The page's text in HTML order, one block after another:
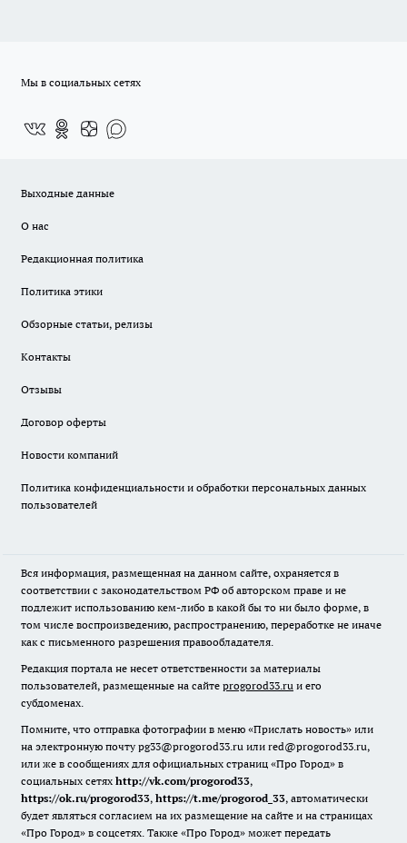
Мы в социальных сетях
Выходные данные
О нас
Редакционная политика
Политика этики
Обзорные статьи, релизы
Контакты
Отзывы
Договор оферты
Новости компаний
Политика конфиденциальности и обработки персональных данных
пользователей
Вся информация, размещенная на данном сайте, охраняется в
соответствии с законодательством РФ об авторском праве и не
подлежит использованию кем-либо в какой бы то ни было форме, в
том числе воспроизведению, распространению, переработке не иначе
как с письменного разрешения правообладателя.
Редакция портала не несет ответственности за материалы
пользователей, размещенные на сайте progorod33.ru и его
субдоменах.
Помните, что отправка фотографии в меню «Прислать новость» или
на электронную почту pg33@progorod33.ru или red@progorod33.ru,
или же в сообщениях для официальных страниц «Про Город» в
социальных сетях http://vk.com/progorod33,
https://ok.ru/progorod33, https://t.me/progorod_33, автоматически
будет являться согласием на их размещение на сайте и на страницах
«Про Город» в соцсетях. Также «Про Город» может передать